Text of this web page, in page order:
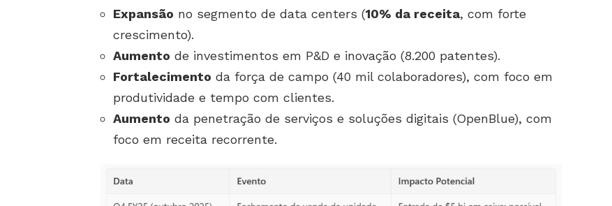
Expansão no segmento de data centers (10% da receita, com forte
crescimento).
Aumento de investimentos em P&D e inovação (8.200 patentes).
Fortalecimento da força de campo (40 mil colaboradores), com foco em
produtividade e tempo com clientes.
Aumento da penetração de serviços e soluções digitais (OpenBlue), com
foco em receita recorrente.